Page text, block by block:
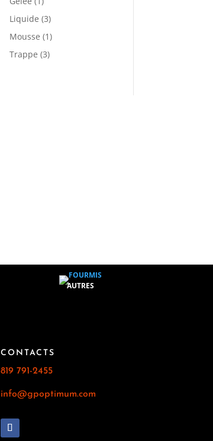
Liquide (3)
Mousse (1)
Trappe (3)
AUTRES
CONTACTS
819 791-2455
info@gpoptimum.com